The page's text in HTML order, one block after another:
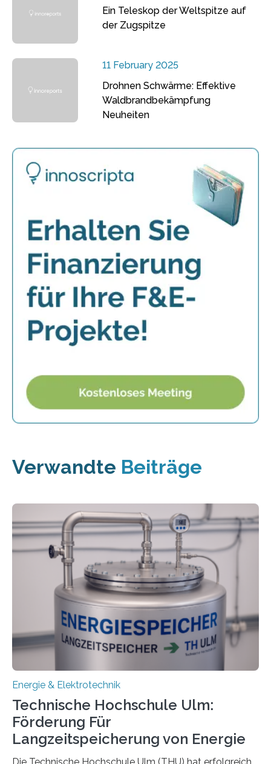
Ein Teleskop der Weltspitze auf
der Zugspitze
11 February 2025
Drohnen Schwärme: Effektive
Waldbrandbekämpfung
Neuheiten
Verwandte Beiträge
Energie & Elektrotechnik
Technische Hochschule Ulm:
Förderung Für
Langzeitspeicherung von Energie